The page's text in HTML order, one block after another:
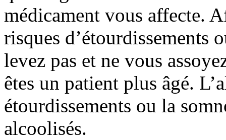
médicament vous affecte.
risques d’étourdissements
levez pas et ne vous
êtes un patient plus âgé.
étourdissements ou la
alcoolisés.